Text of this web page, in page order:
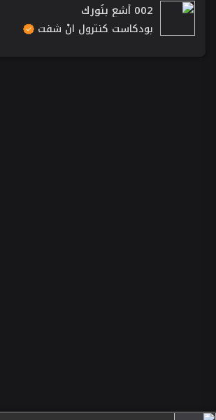
002 أشع بنُورك
بودكاست كنترول انْ شفت